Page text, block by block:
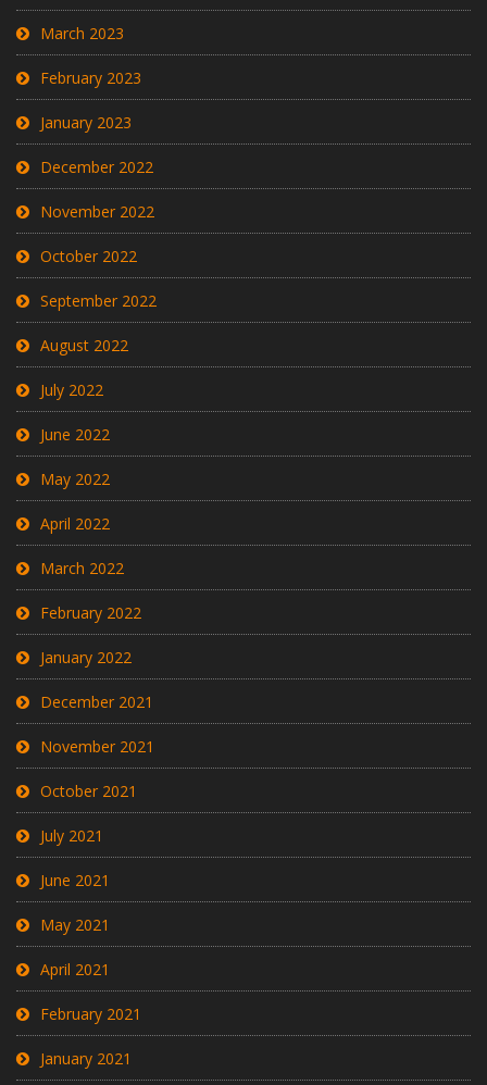
March 2023
February 2023
January 2023
December 2022
November 2022
October 2022
September 2022
August 2022
July 2022
June 2022
May 2022
April 2022
March 2022
February 2022
January 2022
December 2021
November 2021
October 2021
July 2021
June 2021
May 2021
April 2021
February 2021
January 2021